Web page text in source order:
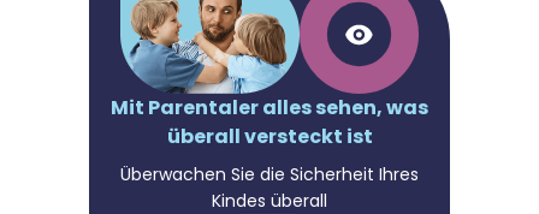
Mit Parentaler alles sehen, was
überall versteckt ist
Überwachen Sie die Sicherheit Ihres
Kindes überall